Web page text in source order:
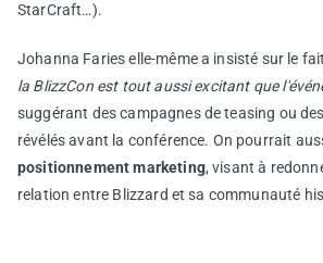
StarCraft…).
Johanna Faries elle-même a insisté sur le
la BlizzCon est tout aussi excitant que
suggérant des campagnes de teasing ou
révélés avant la conférence. On pourrait
positionnement marketing, visant à
relation entre Blizzard et sa communauté